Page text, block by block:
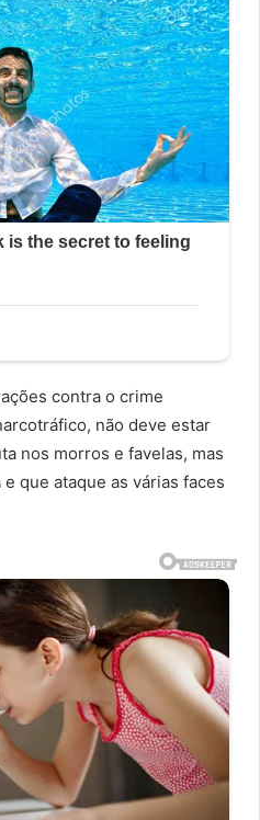
contra o crime
não deve estar
nos morros e favelas, mas
que ataque as várias faces